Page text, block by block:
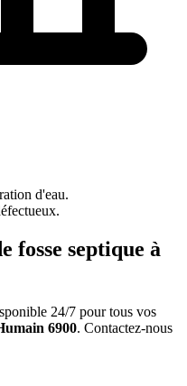
d'eau.
fosse septique à
24/7 pour tous vos
6900. Contactez-nous